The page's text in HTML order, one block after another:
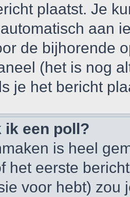
plaatst. Je
aan
de bijhorende
(het is nog
je het bericht
ik een poll?
is heel
het eerste
voor hebt) zou